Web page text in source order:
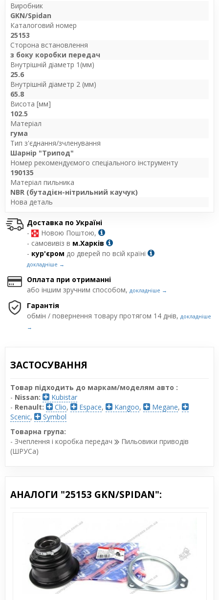
Виробник
GKN/Spidan
Каталоговий номер
25153
Сторона встановлення
з боку коробки передач
Внутрішній діаметр 1(мм)
25.6
Внутрішній діаметр 2 (мм)
65.8
Висота [мм]
102.5
Матеріал
гума
Тип з'єднання/зчленування
Шарнір "Трипод"
Номер рекомендуємого спеціального інструменту
190135
Матеріал пильника
NBR (бутадієн-нітрильний каучук)
Нова деталь
Доставка по Україні
-
Новою Поштою,
- самовивіз в м.Харків
- кур'єром до дверей по всій країні
докладніше →
Оплата при отриманні
або іншим зручним способом, докладніше →
Гарантія
обмін / повернення товару протягом 14 днів, докладніше
→
ЗАСТОСУВАННЯ
Товар підходить до маркам/моделям авто :
- Nissan:
Kubistar
- Renault: Clio, Espace, Kangoo, Megane,
Scenic,
Symbol
Товарна група:
- Зчеплення і коробка передач
Пильовики приводів
(ШРУСа)
АНАЛОГИ "25153 GKN/SPIDAN":